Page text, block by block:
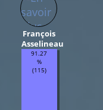
François
Asselineau
91.27
%
(115)